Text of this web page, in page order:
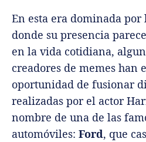
En esta era dominada por
donde su presencia
en la vida cotidiana,
creadores de memes han
oportunidad de fusionar
realizadas por el actor
nombre de una de las
automóviles: Ford, que